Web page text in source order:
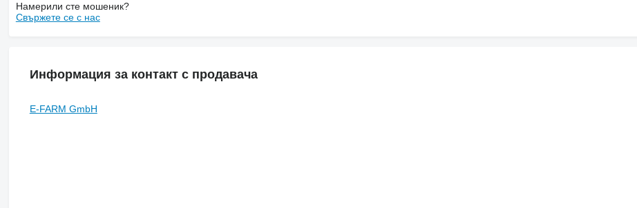
Намерили сте мошеник?
Свържете се с нас
Информация за контакт с продавача
E-FARM GmbH